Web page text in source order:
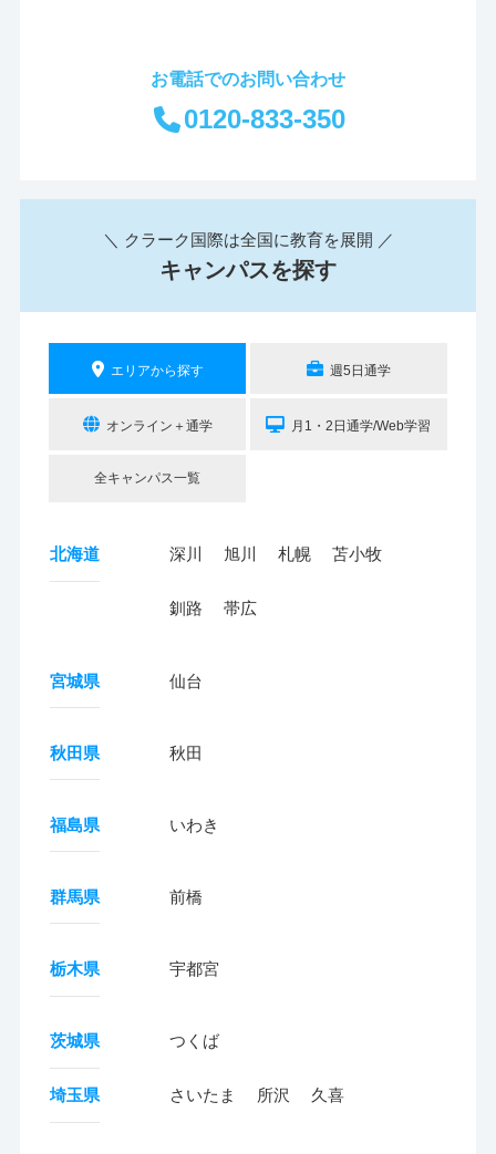
お電話でのお問い合わせ
0120-833-350
＼ クラーク国際は全国に教育を展開 ／
キャンパスを探す
エリアから探す 週5日通学
オンライン＋通学 月1・2日通学/Web学習
全キャンパス一覧
北海道 深川 旭川 札幌 苫小牧
釧路 帯広
宮城県 仙台
秋田県 秋田
福島県 いわき
群馬県 前橋
栃木県 宇都宮
茨城県 つくば
埼玉県 さいたま 所沢 久喜